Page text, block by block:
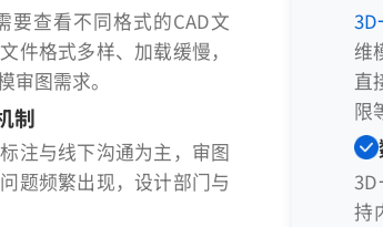
查看不同格式的CAD文
件格式多样、加载缓慢，
审图需求。
制
注与线下沟通为主，审图
题频繁出现，设计部门与
3D
维
直
限
持